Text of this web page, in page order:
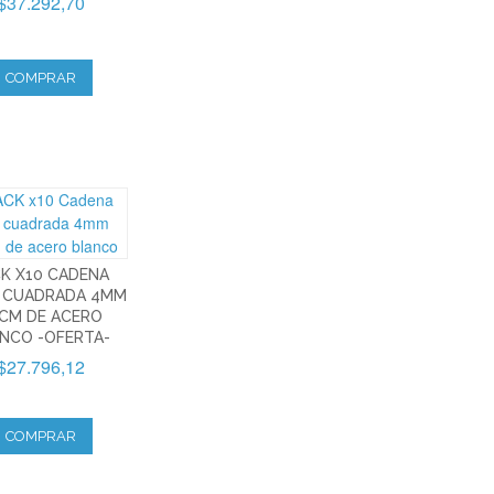
COMPRAR
X10 CADENA
4MM
DE ACERO
-OFERTA-
COMPRAR